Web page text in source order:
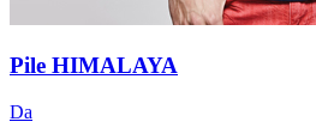
Pile HIMALAYA
Da